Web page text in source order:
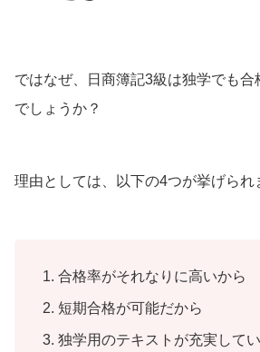
ではなぜ、日商簿記3級は独学でも
でしょうか？
理由としては、以下の4つが挙げられ
合格率がそれなりに高いから
短期合格が可能だから
独学用のテキストが充実して